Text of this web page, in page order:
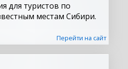
для туристов по
местам Сибири.
Перейти на сайт